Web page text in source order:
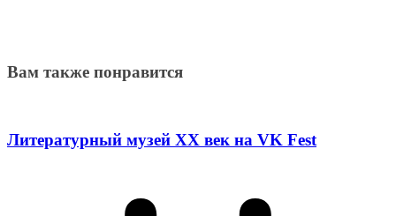
Вам также понравится
Литературный музей ХХ век на VK Fest